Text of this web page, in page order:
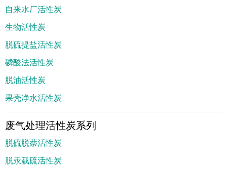
自来水厂活性炭
生物活性炭
脱硫提盐活性炭
磷酸法活性炭
脱油活性炭
果壳净水活性炭
废气处理活性炭系列
脱硫脱萘活性炭
脱汞载硫活性炭